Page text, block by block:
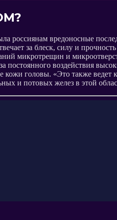
вредоносные
за блеск, силу и
микротрещин и
воздействия
кожи головы. «Это также
и потовых желез в этой